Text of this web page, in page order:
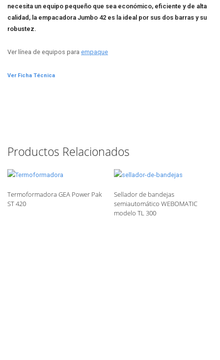
necesita un equipo pequeño que sea económico, eficiente y de alta
calidad, la empacadora Jumbo 42 es la ideal por sus dos barras y su
robustez.
Ver línea de equipos para empaque
Ver Ficha Técnica
Productos Relacionados
Termoformadora GEA Power Pak
ST 420
Sellador de bandejas
semiautomático WEBOMATIC
modelo TL 300